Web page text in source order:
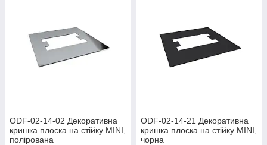
ODF-02-14-02 Декоративна
кришка плоска на стійку MINI,
полірована
ODF-02-14-21 Декоративна
кришка плоска на стійку MINI,
чорна